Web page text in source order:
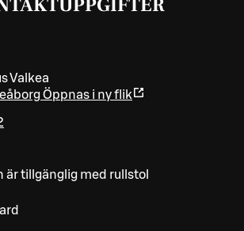
Valkea
Öppnas i ny flik
är tillgänglig med rullstol